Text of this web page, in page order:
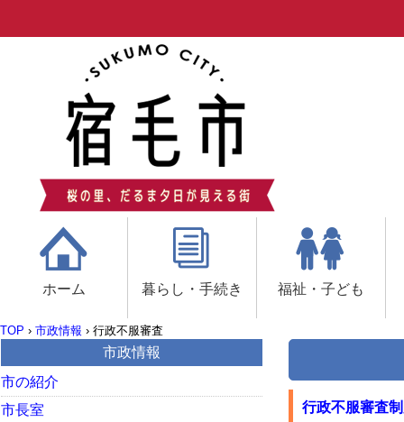
ホーム 暮らし・手続き 福祉・子ども
TOP › 市政情報 › 行政不服審査
行政不服審査
市政情報
市の紹介
市長室